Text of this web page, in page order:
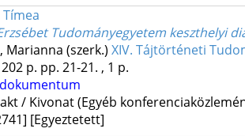
Tímea
Tudományegyetem keszthelyi
Marianna (szerk.) XIV. Tájtörténeti
202 p. pp. 21-21. , 1 p.
/ Kivonat (Egyéb
[Egyeztetett]